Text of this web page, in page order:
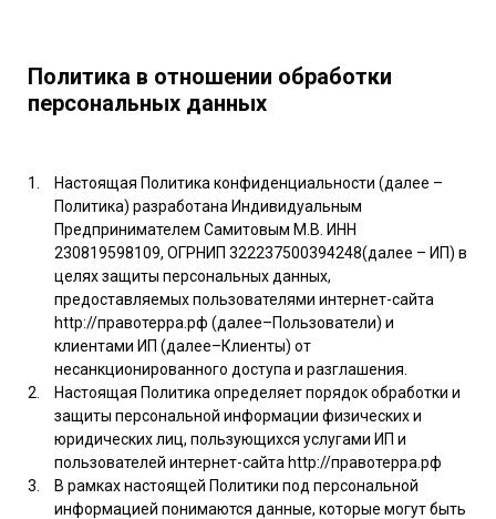
Политика в отношении обработки
персональных данных
Настоящая Политика конфиденциальности (далее –
Политика) разработана Индивидуальным
Предпринимателем Самитовым М.В. ИНН
230819598109, ОГРНИП 322237500394248(далее – ИП) в
целях защиты персональных данных,
предоставляемых пользователями интернет-сайта
http://правотерра.рф (далее–Пользователи) и
клиентами ИП (далее–Клиенты) от
несанкционированного доступа и разглашения.
Настоящая Политика определяет порядок обработки и
защиты персональной информации физических и
юридических лиц, пользующихся услугами ИП и
пользователей интернет-сайта http://правотерра.рф
В рамках настоящей Политики под персональной
информацией понимаются данные, которые могут быть